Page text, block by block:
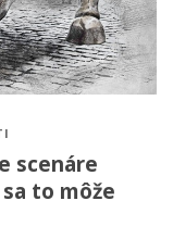
scenáre
to môže